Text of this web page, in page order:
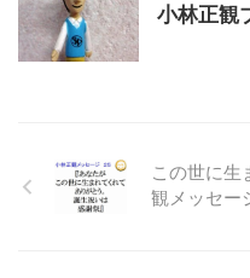
小林正観
この世に生
観メッセー